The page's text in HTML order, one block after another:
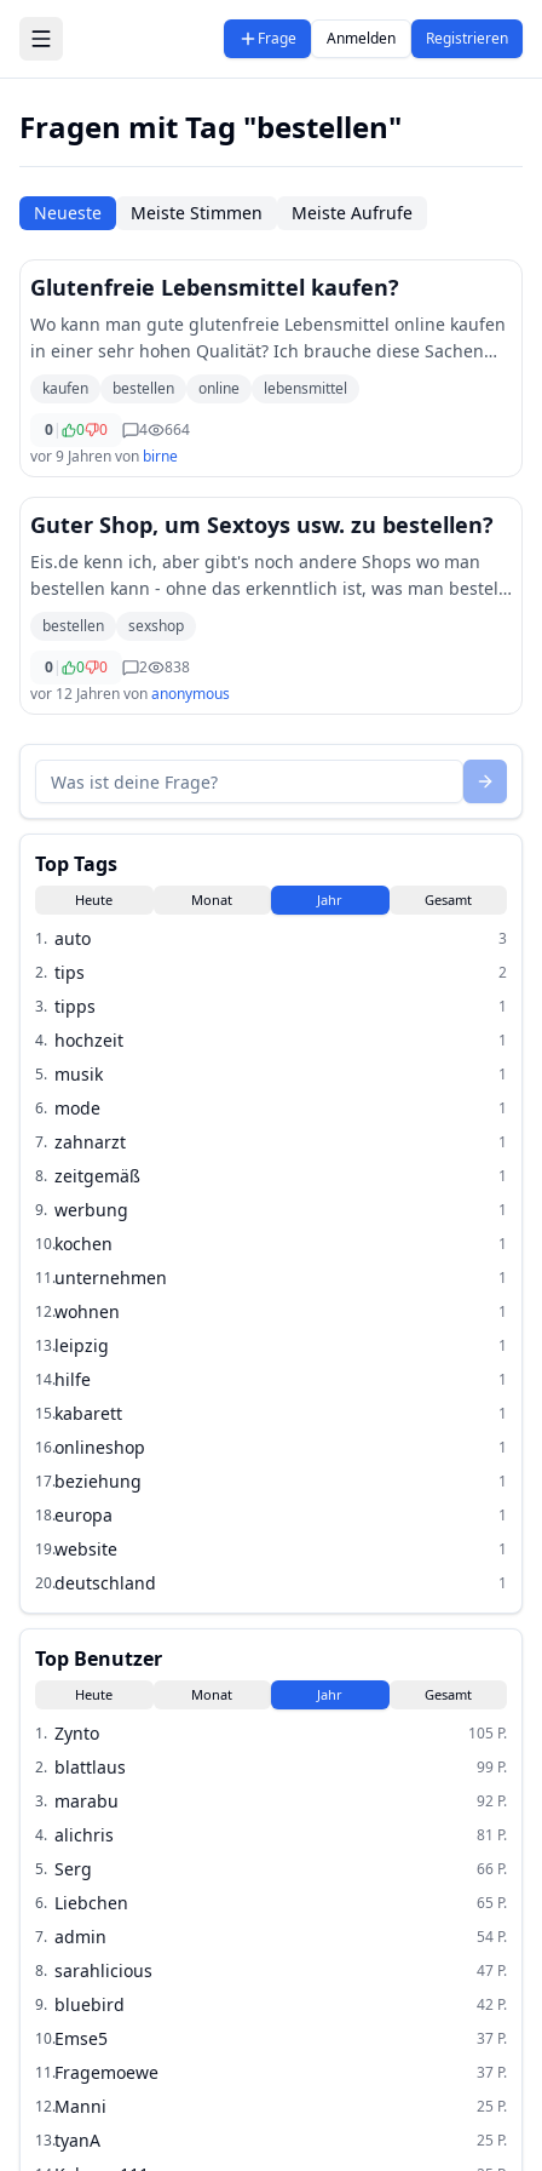
Zum Hauptinhalt springen
Frage Anmelden Registrieren
Fragen mit Tag "bestellen"
Neueste Meiste Stimmen Meiste Aufrufe
Glutenfreie Lebensmittel kaufen?
Wo kann man gute glutenfreie Lebensmittel online kaufen
in einer sehr hohen Qualität? Ich brauche diese Sachen
für einen geschenkekorb den ich mir selber zusammen
kaufen bestellen online
lebensmittel
0| 0 0 4
664
vor 9 Jahrenvon birne
Guter Shop, um Sextoys usw. zu bestellen?
Eis.de kenn ich, aber gibt's noch andere Shops wo man
bestellen kann - ohne das erkenntlich ist, was man bestellt
hat? (Verpackung...)
bestellen
sexshop
0| 0 0 2
838
vor 12 Jahrenvonanonymous
Top Tags
Heute Monat Jahr Gesamt
1. auto
3
2. tips
2
3. tipps
1
4. hochzeit
1
5. musik
1
6. mode
1
7. zahnarzt
1
8. zeitgemäß
1
9. werbung
1
10.kochen
1
11.unternehmen
1
12.wohnen
1
13.leipzig
1
14.hilfe
1
15.kabarett
1
16.onlineshop
1
17.beziehung
1
18.europa
1
19.website
1
20.deutschland 1
Top Benutzer
Heute Monat Jahr Gesamt
1. Zynto 105 P.
2. blattlaus 99 P.
3. marabu 92 P.
4. alichris 81 P.
5. Serg 66 P.
6. Liebchen 65 P.
7. admin 54 P.
8. sarahlicious 47 P.
9. bluebird 42 P.
10.Emse5 37 P.
11.Fragemoewe 37 P.
12.Manni 25 P.
13.tyanA 25 P.